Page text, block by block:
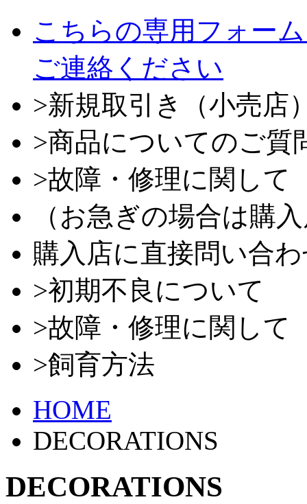
こちらの専用フォー
ご連絡ください
>新規取引き（小売店
>商品についてのご質
>故障・修理に関して
（お急ぎの場合は購
購入店に直接問い合
>初期不良について
>故障・修理に関して
>飼育方法
HOME
DECORATIONS
DECORATIONS